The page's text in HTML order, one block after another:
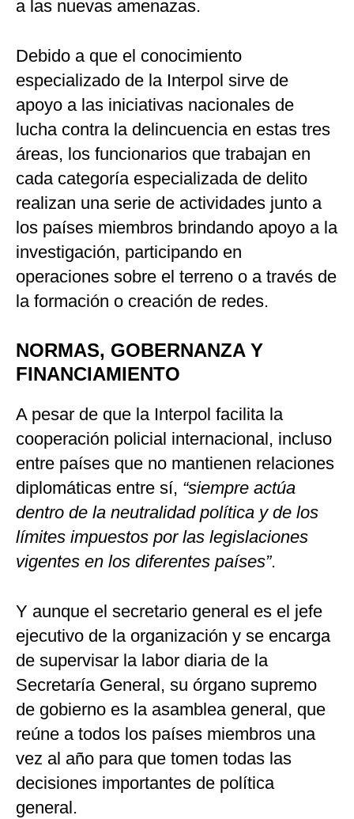
a las nuevas amenazas.
Debido a que el conocimiento
especializado de la Interpol sirve de
apoyo a las iniciativas nacionales de
lucha contra la delincuencia en estas tres
áreas, los funcionarios que trabajan en
cada categoría especializada de delito
realizan una serie de actividades junto a
los países miembros brindando apoyo a la
investigación, participando en
operaciones sobre el terreno o a través de
la formación o creación de redes.
NORMAS, GOBERNANZA Y
FINANCIAMIENTO
A pesar de que la Interpol facilita la
cooperación policial internacional, incluso
entre países que no mantienen relaciones
diplomáticas entre sí, “siempre actúa
dentro de la neutralidad política y de los
límites impuestos por las legislaciones
vigentes en los diferentes países”.
Y aunque el secretario general es el jefe
ejecutivo de la organización y se encarga
de supervisar la labor diaria de la
Secretaría General, su órgano supremo
de gobierno es la asamblea general, que
reúne a todos los países miembros una
vez al año para que tomen todas las
decisiones importantes de política
general.